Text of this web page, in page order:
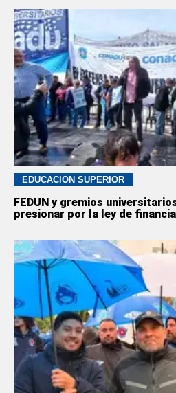
EDUCACION SUPERIOR
FEDUN y gremios
presionar por la ley de